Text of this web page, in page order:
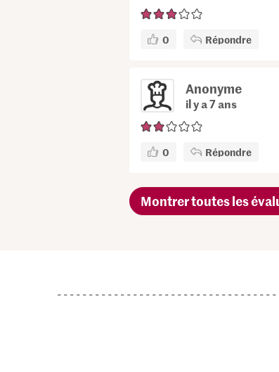
0 Répondre
Anonyme
il y a 7 ans
0 Répondre
Montrer toutes les